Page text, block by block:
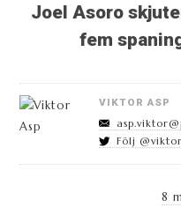
Joel Asoro
fem
VIKTOR ASP
Följ
8